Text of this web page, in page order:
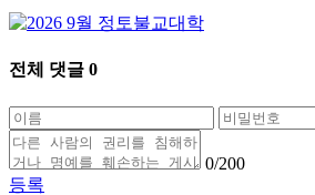
전체 댓글 0
0/200
등록